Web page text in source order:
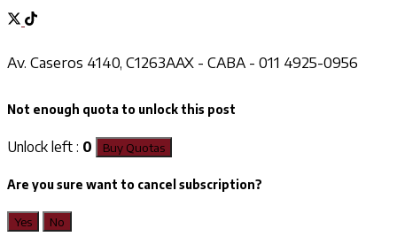
Av. Caseros 4140, C1263AAX - CABA - 011 4925-0956
Not enough quota to unlock this post
Unlock left : 0 Buy Quotas
Are you sure want to cancel subscription?
Yes No